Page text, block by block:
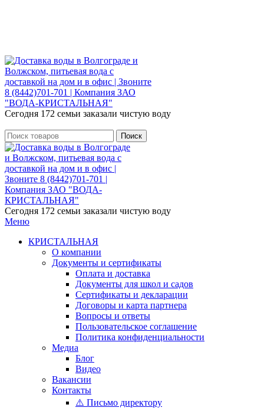
Сегодня 172 семьи заказали чистую воду
Поиск
Сегодня 172 семьи заказали чистую воду
Меню
КРИСТАЛЬНАЯ
О компании
Документы и сертификаты
Оплата и доставка
Документы для школ и садов
Сертификаты и декларации
Договоры и карта партнера
Вопросы и ответы
Пользовательское соглашение
Политика конфиденциальности
Медиа
Блог
Видео
Вакансии
Контакты
⚠️ Письмо директору